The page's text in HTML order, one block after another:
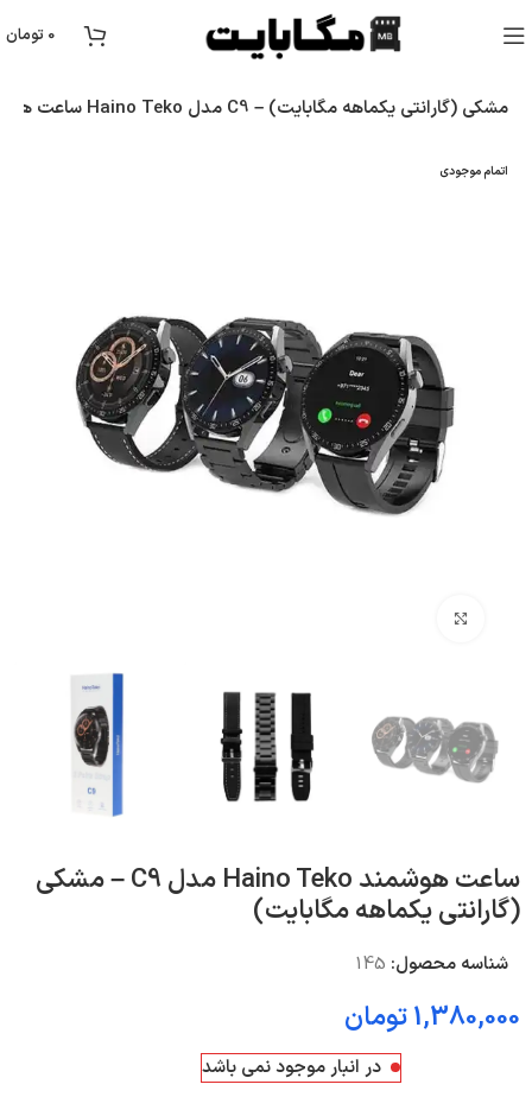
0 تومان
ساعت هوشمند Haino Teko مدل C9 – مشکی (گارانتی یکماهه مگابایت)
اتمام موجودی
ساعت هوشمند Haino Teko مدل C9 – مشکی
(گارانتی یکماهه مگابایت)
شناسه محصول: 145
1,380,000تومان
در انبار موجود نمی باشد